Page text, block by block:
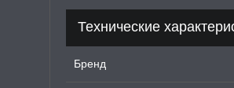
Технические
Бренд